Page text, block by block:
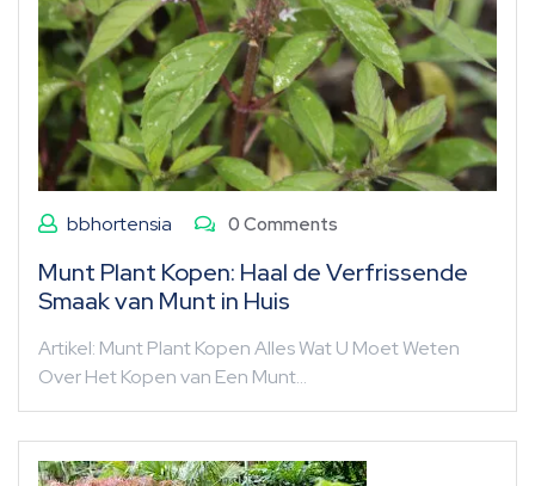
bbhortensia 0 Comments
Munt Plant Kopen: Haal de Verfrissende
Smaak van Munt in Huis
Artikel: Munt Plant Kopen Alles Wat U Moet Weten
Over Het Kopen van Een Munt…